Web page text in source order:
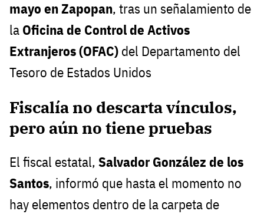
mayo en Zapopan, tras un señalamiento de
la Oficina de Control de Activos
Extranjeros (OFAC) del Departamento del
Tesoro de Estados Unidos
Fiscalía no descarta vínculos,
pero aún no tiene pruebas
El fiscal estatal, Salvador González de los
Santos, informó que hasta el momento no
hay elementos dentro de la carpeta de